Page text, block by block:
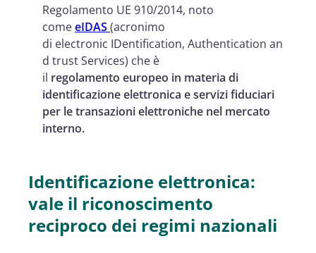
Regolamento UE 910/2014, noto
comeeIDAS (acronimo
di electronic IDentification, Authentication an
d trust Services) che è
il regolamento europeo in materia di
identificazione elettronica e servizi fiduciari
per le transazioni elettroniche nel mercato
interno.
Identificazione elettronica:
vale il riconoscimento
reciproco dei regimi nazionali